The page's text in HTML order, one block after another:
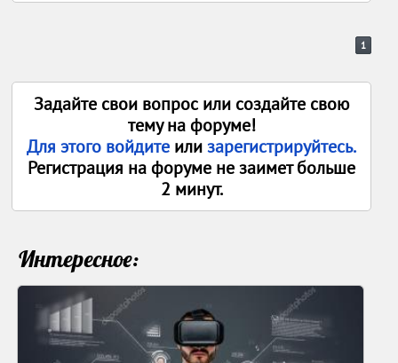
1
Задайте свои вопрос или создайте свою
тему на форуме!
Для этого войдите илизарегистрируйтесь.
Регистрация на форуме не заимет больше
2 минут.
Интересное: